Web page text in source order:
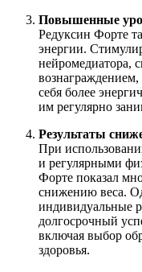
Повышенные
Редуксин Форте
энергии.
нейромедиатора,
себя более
им регулярно
Результаты
При
и регулярными
Форте показал
снижению веса.
индивидуальные
долгосрочный
включая выбор
здоровья.